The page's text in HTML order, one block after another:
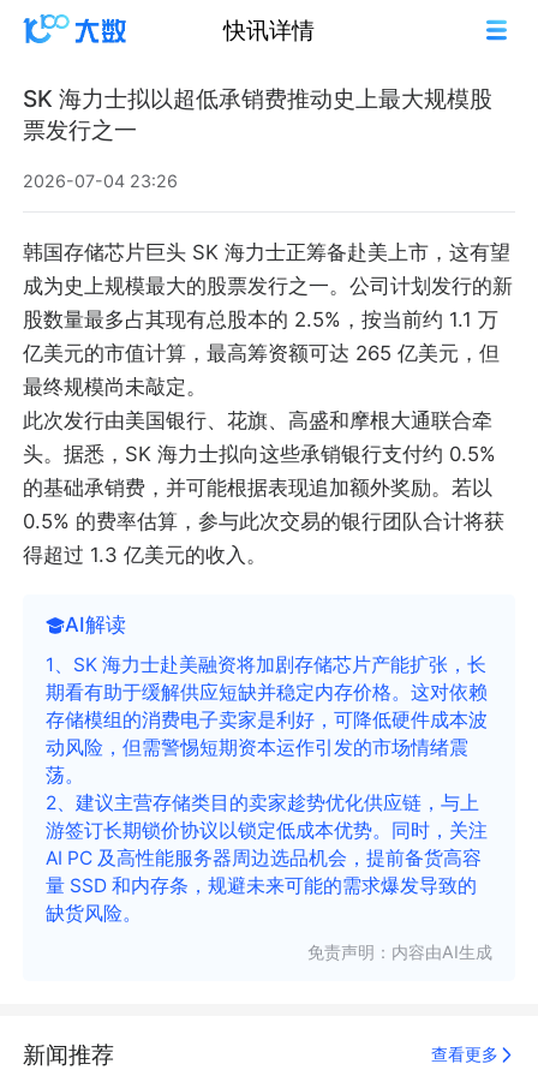
快讯详情
SK 海力士拟以超低承销费推动史上最大规模股
票发行之一
2026-07-04 23:26
韩国存储芯片巨头 SK 海力士正筹备赴美上市，这有望
成为史上规模最大的股票发行之一。公司计划发行的新
股数量最多占其现有总股本的 2.5%，按当前约 1.1 万
亿美元的市值计算，最高筹资额可达 265 亿美元，但
最终规模尚未敲定。
此次发行由美国银行、花旗、高盛和摩根大通联合牵
头。据悉，SK 海力士拟向这些承销银行支付约 0.5%
的基础承销费，并可能根据表现追加额外奖励。若以
0.5% 的费率估算，参与此次交易的银行团队合计将获
得超过 1.3 亿美元的收入。
AI解读
1、SK 海力士赴美融资将加剧存储芯片产能扩张，长
期看有助于缓解供应短缺并稳定内存价格。这对依赖
存储模组的消费电子卖家是利好，可降低硬件成本波
动风险，但需警惕短期资本运作引发的市场情绪震
荡。
2、建议主营存储类目的卖家趁势优化供应链，与上
游签订长期锁价协议以锁定低成本优势。同时，关注
AI PC 及高性能服务器周边选品机会，提前备货高容
量 SSD 和内存条，规避未来可能的需求爆发导致的
缺货风险。
免责声明：内容由AI生成
新闻推荐 查看更多